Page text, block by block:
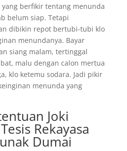
berfikir tentang menunda
belum siap. Tetapi
dibikin repot bertubi-tubi klo
menundanya. Bayar
siang malam, tertinggal
malu dengan calon mertua
klo ketemu sodara. Jadi pikir
menunda yang
Joki
Rekayasa
Dumai